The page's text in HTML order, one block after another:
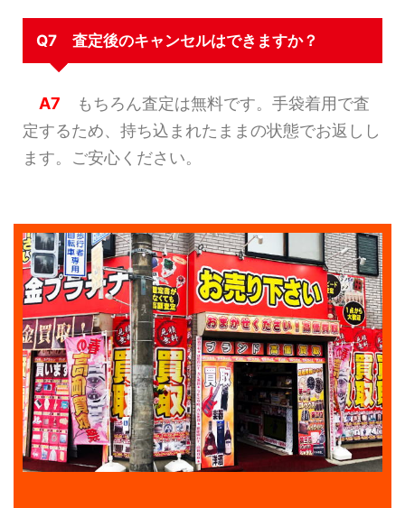
Q7 査定後のキャンセルはできますか？
A7 もちろん査定は無料です。手袋着用で査
定するため、持ち込まれたままの状態でお返しし
ます。ご安心ください。